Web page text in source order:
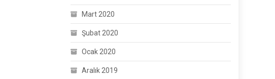
Mart 2020
Şubat 2020
Ocak 2020
Aralık 2019